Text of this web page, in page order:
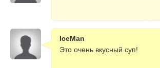
IceMan
Это очень вкусный суп!